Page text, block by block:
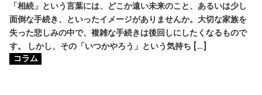
「相続」という言葉には、どこか遠い未来のこと、あるいは少し
面倒な手続き、といったイメージがありませんか。大切な家族を
失った悲しみの中で、複雑な手続きは後回しにしたくなるもので
す。 しかし、その「いつかやろう」という気持ち […]
コラム